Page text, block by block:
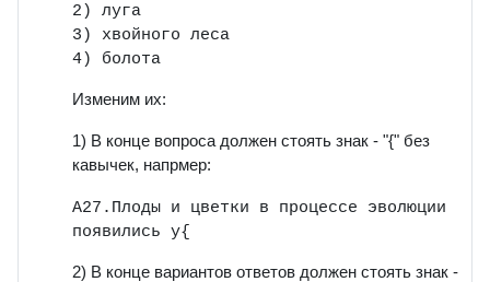
2) луга
3) хвойного леса
4) болота
Изменим их:
1) В конце вопроса должен стоять знак - "{" без
кавычек, напрмер:
А27. Плоды и цветки в процессе эволюции
появились у{
2) В конце вариантов ответов должен стоять знак -